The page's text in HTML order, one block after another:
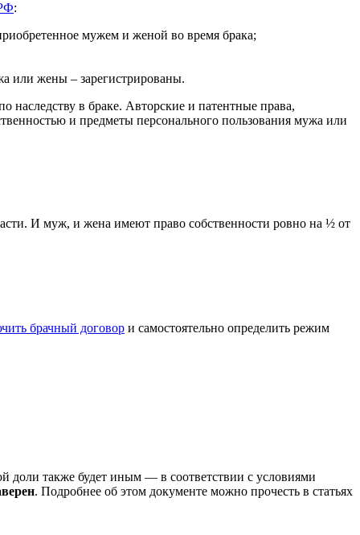
:
мужем и женой во время брака;
или жены – зарегистрированы.
наследству в браке. Авторские и патентные права,
и предметы персонального пользования мужа или
И муж, и жена имеют право собственности ровно на ½ от
брачный договор и самостоятельно определить режим
доли также будет иным — в соответствии с условиями
. Подробнее об этом документе можно прочесть в статьях